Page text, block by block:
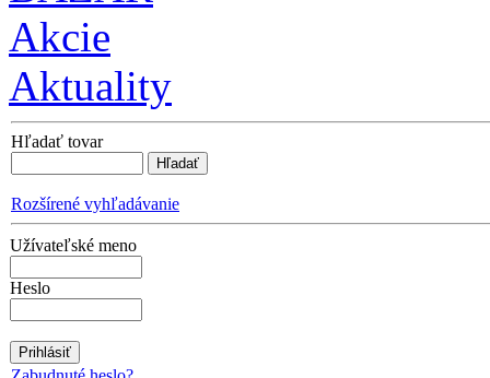
Akcie
Aktuality
Hľadať tovar
Rozšírené vyhľadávanie
Užívateľské meno
Heslo